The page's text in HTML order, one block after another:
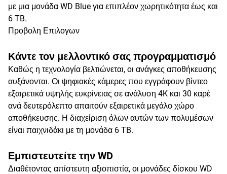
με μια μονάδα WD Blue για επιπλέον χωρητικότητα έως και
6 TB.
Προβολη Επιλογων
Κάντε τον μελλοντικό σας προγραμματισμό
Καθώς η τεχνολογία βελτιώνεται, οι ανάγκες αποθήκευσης
αυξάνονται. Οι ψηφιακές κάμερες που εγγράφουν βίντεο
εξαιρετικά υψηλής ευκρίνειας σε ανάλυση 4K και 30 καρέ
ανά δευτερόλεπτο απαιτούν εξαιρετικά μεγάλο χώρο
αποθήκευσης. Η διαχείριση όλων αυτών των πολυμέσων
είναι παιχνιδάκι με τη μονάδα 6 TB.
Εμπιστευτείτε την WD
Διαθέτοντας απίστευτη αξιοπιστία, οι μονάδες δίσκου WD